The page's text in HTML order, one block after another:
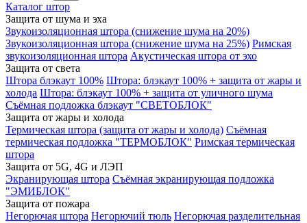
Каталог штор
Защита от шума и эха
Звукоизоляционная штора (снижение шума на 20%)
Звукоизоляционная штора (снижение шума на 25%) Римская
звукоизоляционная штора Акустическая штора от эхо
Защита от света
Штора блэкаут 100% Штора: блэкаут 100% + защита от жары и
холода Штора: блэкаут 100% + защита от уличного шума
Съёмная подложка блэкаут "СВЕТОБЛОК"
Защита от жары и холода
Термическая штора (защита от жары и холода) Съёмная
термическая подложка "ТЕРМОБЛОК" Римская термическая
штора
Защита от 5G, 4G и ЛЭП
Экранирующая штора Съёмная экранирующая подложка
"ЭМИБЛОК"
Защита от пожара
Негорючая штора Негорючий тюль Негорючая разделительная